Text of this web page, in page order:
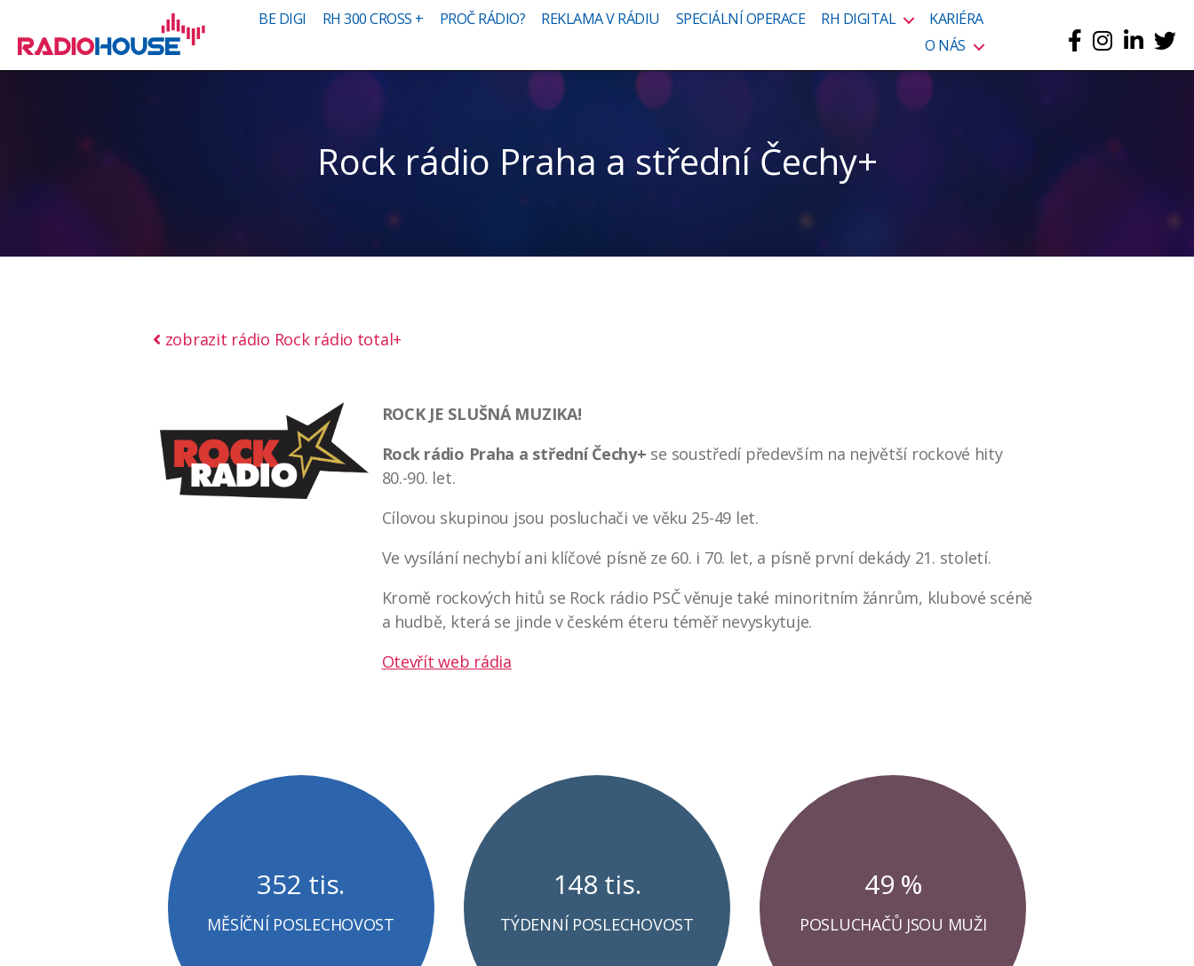
BE DIGI RH 300 CROSS + PROČ RÁDIO? REKLAMA V RÁDIU SPECIÁLNÍ OPERACE RH DIGITAL
KARIÉRA
O NÁS
Rock rádio Praha a střední Čechy+
zobrazit rádio Rock rádio total+
ROCK JE SLUŠNÁ MUZIKA!
Rock rádio Praha a střední Čechy+ se soustředí především na největší rockové hity
80.-90. let.
Cílovou skupinou jsou posluchači ve věku 25-49 let.
Ve vysílání nechybí ani klíčové písně ze 60. i 70. let, a písně první dekády 21. století.
Kromě rockových hitů se Rock rádio PSČ věnuje také minoritním žánrům, klubové scéně
a hudbě, která se jinde v českém éteru téměř nevyskytuje.
Otevřít web rádia
352 tis.
MĚSÍČNÍ POSLECHOVOST
148 tis.
TÝDENNÍ POSLECHOVOST
49 %
POSLUCHAČŮ JSOU MUŽI